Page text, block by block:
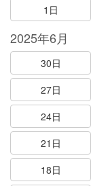
1日
2025年6月
30日
27日
24日
21日
18日